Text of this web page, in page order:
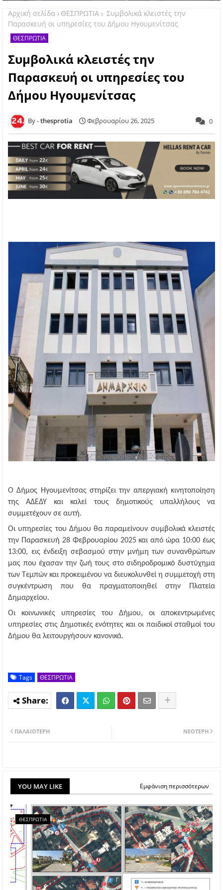
Αρχική σελίδα ΘΕΣΠΡΩΤΙΑ
Συμβολικά κλειστές την
Παρασκευή οι υπηρεσίες του Δήμου Ηγουμενίτσας
ΘΕΣΠΡΩΤΙΑ
Συμβολικά κλειστές την
Παρασκευή οι υπηρεσίες του
Δήμου Ηγουμενίτσας
thesprotia Φεβρουαρίου 26, 2025 0
Ο Δήμος Ηγουμενίτσας στηρίζει την απεργιακή κινητοποίηση
της ΑΔΕΔΥ και καλεί τους δημοτικούς υπαλλήλους να
συμμετέχουν σε αυτή.
Οι υπηρεσίες του Δήμου θα παραμείνουν συμβολικά κλειστές
την Παρασκευή 28 Φεβρουαρίου 2025 και από ώρα 10:00 έως
13:00, εις ένδειξη σεβασμού στην μνήμη των συνανθρώπων
μας που έχασαν την ζωή τους στο σιδηροδρομικό δυστύχημα
των Τεμπών και προκειμένου να διευκολυνθεί η συμμετοχή στη
συγκέντρωση που θα πραγματοποιηθεί στην Πλατεία
Δημαρχείου.
Οι κοινωνικές υπηρεσίες του Δήμου, οι αποκεντρωμένες
υπηρεσίες στις Δημοτικές ενότητες και οι παιδικοί σταθμοί του
Δήμου θα λειτουργήσουν κανονικά.
Tags ΘΕΣΠΡΩΤΙΑ
ΝΕΌΤΕΡΗ
ΠΑΛΑΙΌΤΕΡΗ
YOU MAY LIKE Εμφάνιση περισσότερων
ΘΕΣΠΡΩΤΙΑ